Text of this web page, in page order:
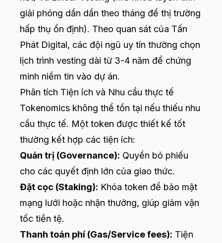
giải phóng dần dần theo tháng để thị trường
hấp thụ ổn định). Theo quan sát của Tấn
Phát Digital, các đội ngũ uy tín thường chọn
lịch trình vesting dài từ 3-4 năm để chứng
minh niềm tin vào dự án.
Phân tích Tiện ích và Nhu cầu thực tế
Tokenomics không thể tồn tại nếu thiếu nhu
cầu thực tế. Một token được thiết kế tốt
thường kết hợp các tiện ích:
Quản trị (Governance): Quyền bỏ phiếu
cho các quyết định lớn của giao thức.
Đặt cọc (Staking): Khóa token để bảo mật
mạng lưới hoặc nhận thưởng, giúp giảm vận
tốc tiền tệ.
Thanh toán phí (Gas/Service fees): Tiện